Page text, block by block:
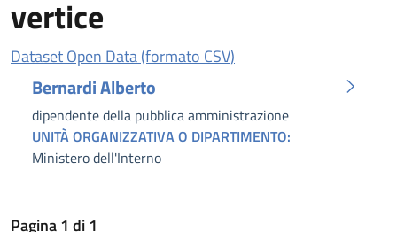
vertice
Dataset Open Data (formato CSV)
Bernardi Alberto
dipendente della pubblica amministrazione
UNITÀ ORGANIZZATIVA O DIPARTIMENTO:
Ministero dell'Interno
Pagina1 di1